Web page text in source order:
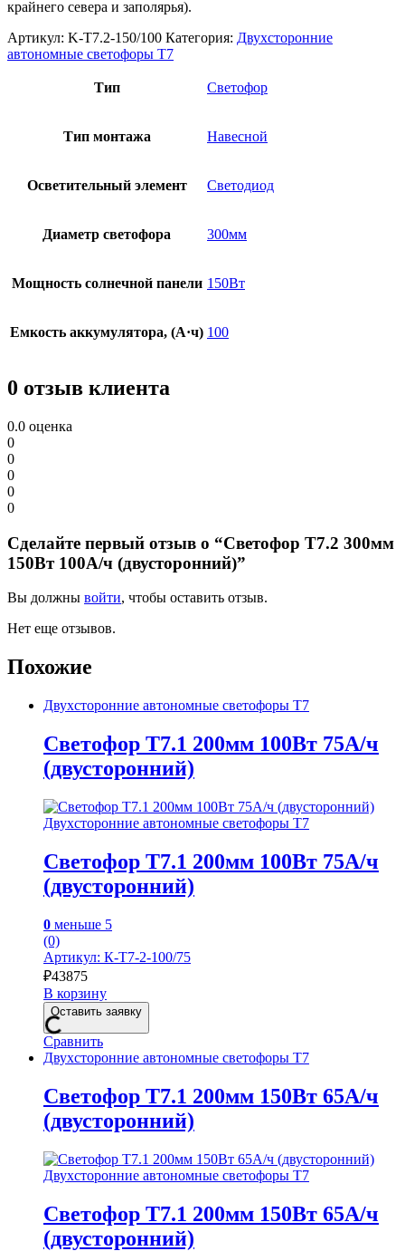
крайнего севера и заполярья).
Артикул: K-Т7.2-150/100 Категория: Двухсторонние
автономные светофоры Т7
Тип Светофор
Тип монтажа Навесной
Осветительный элемент Светодиод
Диаметр светофора 300мм
Мощность солнечной панели 150Вт
Емкость аккумулятора, (А·ч) 100
0 отзыв клиента
0.0 оценка
0
0
0
0
0
Сделайте первый отзыв о “Светофор Т7.2 300мм
150Вт 100А/ч (двусторонний)”
Вы должны войти, чтобы оставить отзыв.
Нет еще отзывов.
Похожие
Двухсторонние автономные светофоры Т7
Светофор Т7.1 200мм 100Вт 75А/ч
(двусторонний)
Двухсторонние автономные светофоры Т7
Светофор Т7.1 200мм 100Вт 75А/ч
(двусторонний)
0 меньше 5
(0)
Артикул: К-Т7-2-100/75
₽43875
В корзину
Оставить заявку
Сравнить
Двухсторонние автономные светофоры Т7
Светофор Т7.1 200мм 150Вт 65А/ч
(двусторонний)
Двухсторонние автономные светофоры Т7
Светофор Т7.1 200мм 150Вт 65А/ч
(двусторонний)